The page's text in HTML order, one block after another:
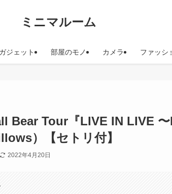
ミニマルーム
ガジェット 部屋のモノ カメラ ファッシ
Bear Tour『LIVE IN LIVE
）【セトリ付】
2022年4月20日